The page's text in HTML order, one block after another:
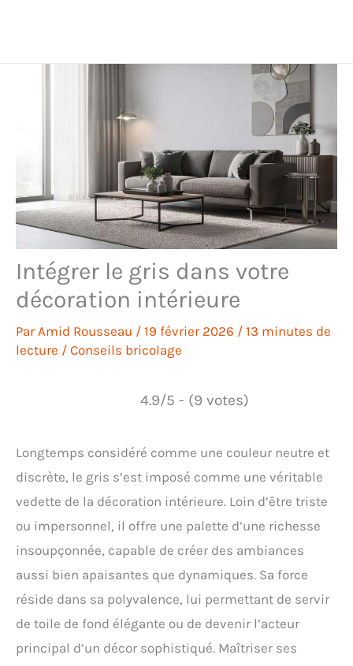
Intégrer le gris dans votre
décoration intérieure
ParAmid Rousseau / 19 février 2026 / 13 minutes de
lecture / Conseils bricolage
4.9/5 - (9 votes)
Longtemps considéré comme une couleur neutre et
discrète, le gris s’est imposé comme une véritable
vedette de la décoration intérieure. Loin d’être triste
ou impersonnel, il offre une palette d’une richesse
insoupçonnée, capable de créer des ambiances
aussi bien apaisantes que dynamiques. Sa force
réside dans sa polyvalence, lui permettant de servir
de toile de fond élégante ou de devenir l’acteur
principal d’un décor sophistiqué. Maîtriser ses